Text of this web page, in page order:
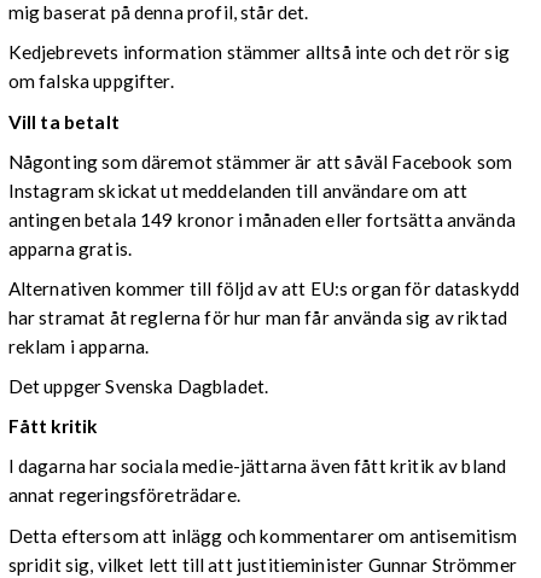
mig baserat på denna profil, står det.
Kedjebrevets information stämmer alltså inte och det rör sig
om falska uppgifter.
Vill ta betalt
Någonting som däremot stämmer är att såväl Facebook som
Instagram skickat ut meddelanden till användare om att
antingen betala 149 kronor i månaden eller fortsätta använda
apparna gratis.
Alternativen kommer till följd av att EU:s organ för dataskydd
har stramat åt reglerna för hur man får använda sig av riktad
reklam i apparna.
Det uppger Svenska Dagbladet.
Fått kritik
I dagarna har sociala medie-jättarna även fått kritik av bland
annat regeringsföreträdare.
Detta eftersom att inlägg och kommentarer om antisemitism
spridit sig, vilket lett till att justitieminister Gunnar Strömmer